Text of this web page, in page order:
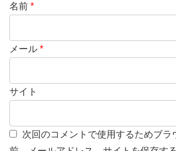
名前 *
メール *
サイト
次回のコメントで使用するためブラ